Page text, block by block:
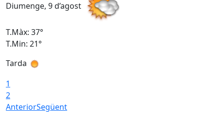
Diumenge, 9 d’agost
T.Màx: 37°
T.Min: 21°
Tarda
1
2
AnteriorSegüent